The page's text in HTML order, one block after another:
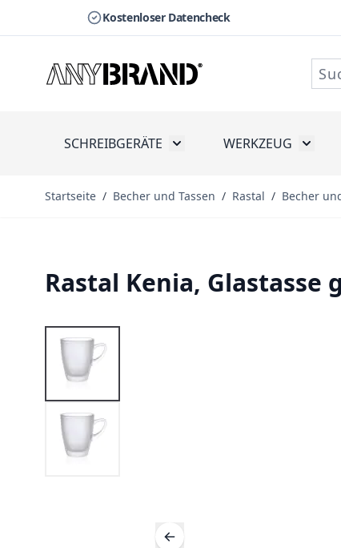
Kostenloser Datencheck
SCHREIBGERÄTE Toggle submenu for
WERKZEUG
Startseite / Becher und Tassen / Rastal / Becher
Rastal Kenia,